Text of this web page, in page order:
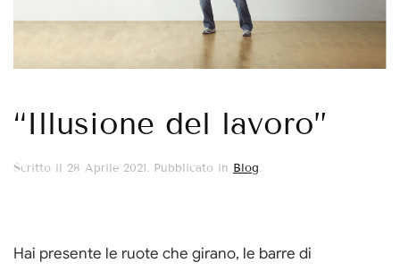
“Illusione del lavoro”
Scritto il 28 Aprile 2021. Pubblicato in Blog.
Hai presente le ruote che girano, le barre di